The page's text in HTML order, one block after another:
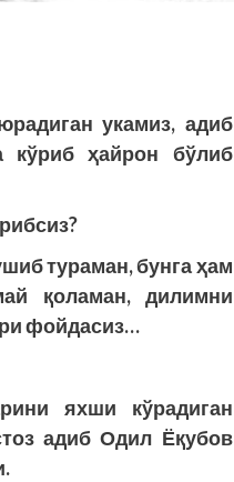
укамиз, адиб
кўриб ҳайрон бўлиб
тураман, бунга ҳам
қоламан, дилимни
фойдасиз…
яхши кўрадиган
адиб Одил Ёқубов